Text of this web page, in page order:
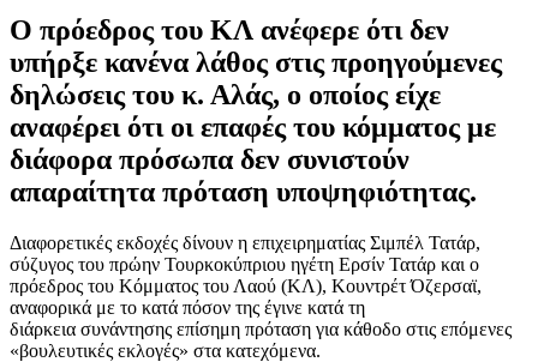
Ο πρόεδρος του ΚΛ ανέφερε ότι δεν
υπήρξε κανένα λάθος στις προηγούμενες
δηλώσεις του κ. Αλάς, ο οποίος είχε
αναφέρει ότι οι επαφές του κόμματος με
διάφορα πρόσωπα δεν συνιστούν
απαραίτητα πρόταση υποψηφιότητας.
Διαφορετικές εκδοχές δίνουν η επιχειρηματίας Σιμπέλ Τατάρ,
σύζυγος του πρώην Τουρκοκύπριου ηγέτη Ερσίν Τατάρ και ο
πρόεδρος του Κόμματος του Λαού (ΚΛ), Κουντρέτ Όζερσαϊ,
αναφορικά με το κατά πόσον της έγινε κατά τη
διάρκεια συνάντησης επίσημη πρόταση για κάθοδο στις επόμενες
«βουλευτικές εκλογές» στα κατεχόμενα.